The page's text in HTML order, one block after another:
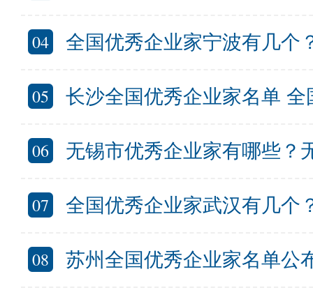
04 全国优秀企业家宁波有几个？宁波
05 长沙全国优秀企业家名单 全国优秀企
06 无锡市优秀企业家有哪些？无锡入选
07 全国优秀企业家武汉有几个？
08 苏州全国优秀企业家名单公布 入选全